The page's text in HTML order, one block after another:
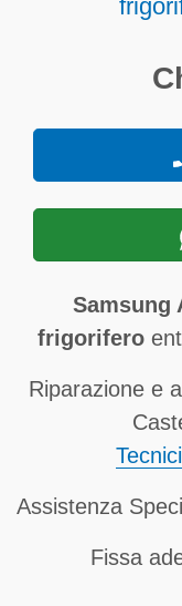
Samsung
frigorifero
Riparazione e
Assistenza
Fissa